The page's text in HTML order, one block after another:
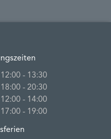
12:00 ‐ 13:30
18:00 ‐ 20:30
12:00 ‐ 14:00
17:00 ‐ 19:00